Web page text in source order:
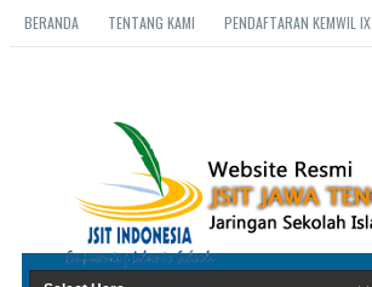
BERANDA TENTANG KAMI PENDAFTARAN KEMWIL IX